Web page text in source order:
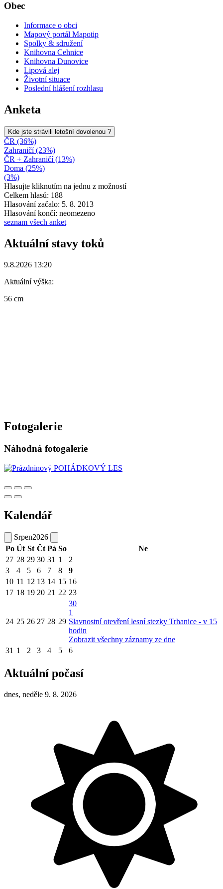
Obec
Informace o obci
Mapový portál Mapotip
Spolky & sdružení
Knihovna Cehnice
Knihovna Dunovice
Lipová alej
Životní situace
Poslední hlášení rozhlasu
Anketa
Kde jste strávili letošní dovolenou ?
ČR (36%)
Zahraničí (23%)
ČR + Zahraničí (13%)
Doma (25%)
(3%)
Hlasujte kliknutím na jednu z možností
Celkem hlasů: 188
Hlasování začalo: 5. 8. 2013
Hlasování končí: neomezeno
seznam všech anket
Aktuální stavy toků
9.8.2026 13:20
Aktuální výška:
56 cm
Fotogalerie
Náhodná fotogalerie
Kalendář
Srpen2026
Po Út St Čt Pá So
Ne
27 28 29 30 31 1
2
3
4 5 6 7 8
9
10 11 12 13 14 15 16
17 18 19 20 21 22 23
24 25 26 27 28 29
30
1
Slavnostní otevření lesní stezky Trhanice - v 15
hodin
Zobrazit všechny záznamy ze dne
31 1 2 3 4 5 6
Aktuální počasí
dnes, neděle 9. 8. 2026